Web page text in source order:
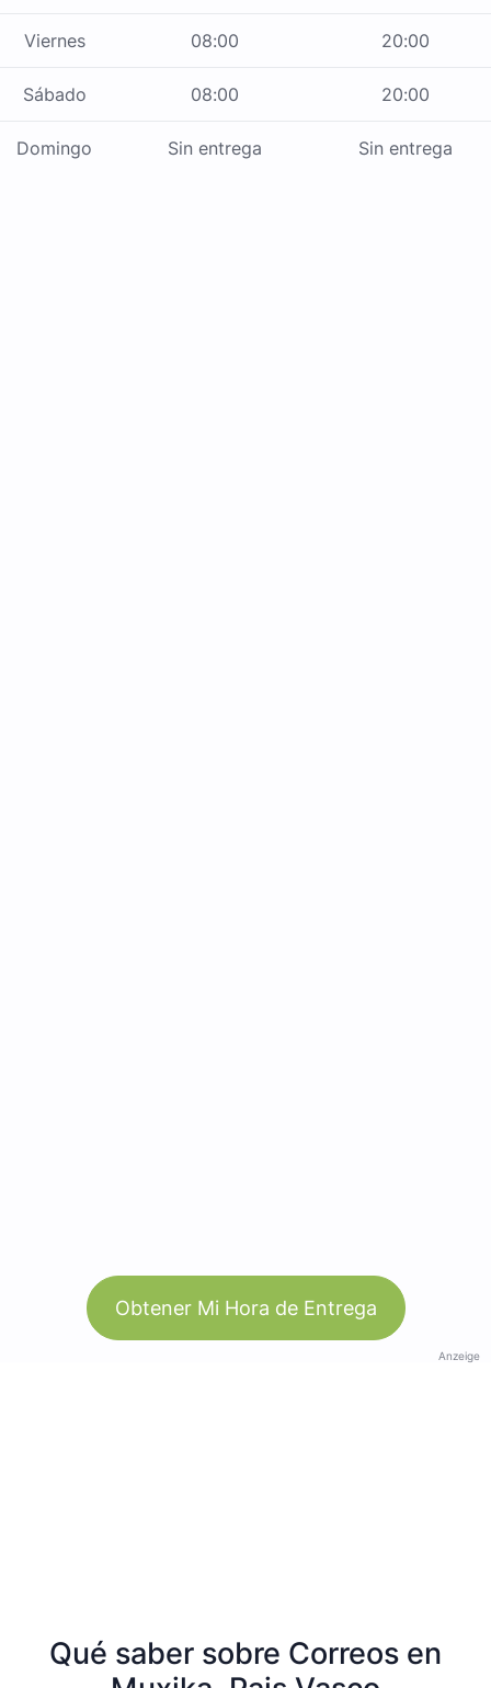
Viernes 08:00 20:00
Sábado 08:00 20:00
Domingo Sin entrega Sin entrega
Obtener Mi Hora de Entrega
Anzeige
Qué saber sobre Correos en